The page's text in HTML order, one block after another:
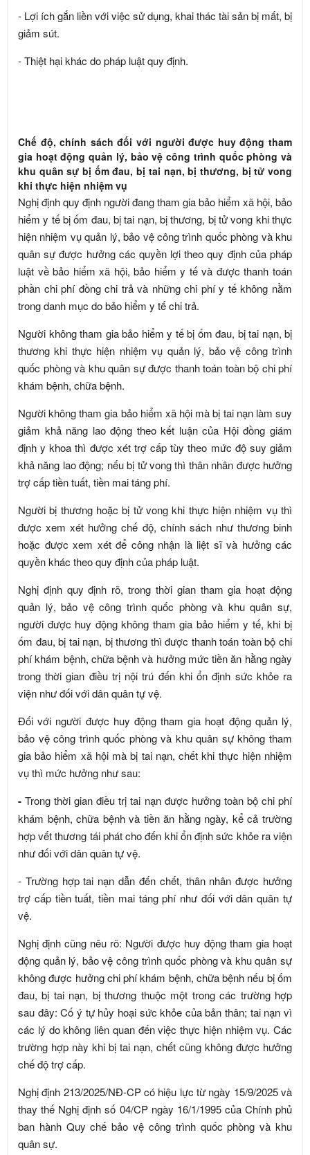
- Lợi ích gắn liền với việc sử dụng, khai thác tài sản bị mất, bị
giảm sút.
- Thiệt hại khác do pháp luật quy định.
Chế độ, chính sách đối với người được huy động tham
gia hoạt động quản lý, bảo vệ công trình quốc phòng và
khu quân sự bị ốm đau, bị tai nạn, bị thương, bị tử vong
khi thực hiện nhiệm vụ
Nghị định quy định người đang tham gia bảo hiểm xã hội, bảo
hiểm y tế bị ốm đau, bị tai nạn, bị thương, bị tử vong khi thực
hiện nhiệm vụ quản lý, bảo vệ công trình quốc phòng và khu
quân sự được hưởng các quyền lợi theo quy định của pháp
luật về bảo hiểm xã hội, bảo hiểm y tế và được thanh toán
phần chi phí đồng chi trả và những chi phí y tế không nằm
trong danh mục do bảo hiểm y tế chi trả.
Người không tham gia bảo hiểm y tế bị ốm đau, bị tai nạn, bị
thương khi thực hiện nhiệm vụ quản lý, bảo vệ công trình
quốc phòng và khu quân sự được thanh toán toàn bộ chi phí
khám bệnh, chữa bệnh.
Người không tham gia bảo hiểm xã hội mà bị tai nạn làm suy
giảm khả năng lao động theo kết luận của Hội đồng giám
định y khoa thì được xét trợ cấp tùy theo mức độ suy giảm
khả năng lao động; nếu bị tử vong thì thân nhân được hưởng
trợ cấp tiền tuất, tiền mai táng phí.
Người bị thương hoặc bị tử vong khi thực hiện nhiệm vụ thì
được xem xét hưởng chế độ, chính sách như thương binh
hoặc được xem xét để công nhận là liệt sĩ và hưởng các
quyền khác theo quy định của pháp luật.
Nghị định quy định rõ, trong thời gian tham gia hoạt động
quản lý, bảo vệ công trình quốc phòng và khu quân sự,
người được huy động không tham gia bảo hiểm y tế, khi bị
ốm đau, bị tai nạn, bị thương thì được thanh toán toàn bộ chi
phí khám bệnh, chữa bệnh và hưởng mức tiền ăn hằng ngày
trong thời gian điều trị nội trú đến khi ổn định sức khỏe ra
viện như đối với dân quân tự vệ.
Đối với người được huy động tham gia hoạt động quản lý,
bảo vệ công trình quốc phòng và khu quân sự không tham
gia bảo hiểm xã hội mà bị tai nạn, chết khi thực hiện nhiệm
vụ thì mức hưởng như sau:
-Trong thời gian điều trị tai nạn được hưởng toàn bộ chi phí
khám bệnh, chữa bệnh và tiền ăn hằng ngày, kể cả trường
hợp vết thương tái phát cho đến khi ổn định sức khỏe ra viện
như đối với dân quân tự vệ.
- Trường hợp tai nạn dẫn đến chết, thân nhân được hưởng
trợ cấp tiền tuất, tiền mai táng phí như đối với dân quân tự
vệ.
Nghị định cũng nêu rõ: Người được huy động tham gia hoạt
động quản lý, bảo vệ công trình quốc phòng và khu quân sự
không được hưởng chi phí khám bệnh, chữa bệnh nếu bị ốm
đau, bị tai nạn, bị thương thuộc một trong các trường hợp
sau đây: Cố ý tự hủy hoại sức khỏe của bản thân; tai nạn vì
các lý do không liên quan đến việc thực hiện nhiệm vụ. Các
trường hợp này khi bị tai nạn, chết cũng không được hưởng
chế độ trợ cấp.
Nghị định 213/2025/NĐ-CP có hiệu lực từ ngày 15/9/2025 và
thay thế Nghị định số 04/CP ngày 16/1/1995 của Chính phủ
ban hành Quy chế bảo vệ công trình quốc phòng và khu
quân sự.